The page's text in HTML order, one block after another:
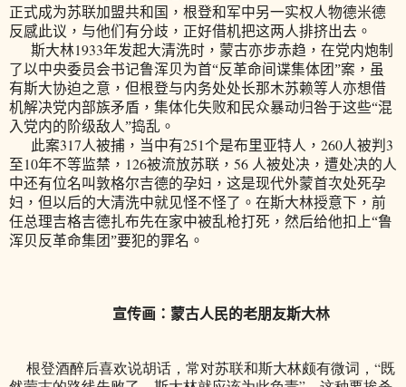
正式成为苏联加盟共和国，根登和军中另一实权人物德米德
反感此议，与他们有分歧，正好借机把这两人排挤出去。
斯大林1933年发起大清洗时，蒙古亦步赤趋，在党内炮制
了以中央委员会书记鲁浑贝为首“反革命间谍集体团”案，虽
有斯大协迫之意，但根登与内务处处长那木苏赖等人亦想借
机解决党内部族矛盾，集体化失败和民众暴动归咎于这些“混
入党内的阶级敌人”捣乱。
此案317人被捕，当中有251个是布里亚特人， 260人被判 3
至10年不等监禁， 126被流放苏联， 56 人被处决，遭处决的人
中还有位名叫敦格尔吉德的孕妇，这是现代外蒙首次处死孕
妇，但以后的大清洗中就见怪不怪了。在斯大林授意下，前
任总理吉格吉德扎布先在家中被乱枪打死，然后给他扣上“鲁
浑贝反革命集团”要犯的罪名。
宣传画：蒙古人民的老朋友斯大林
根登酒醉后喜欢说胡话，常对苏联和斯大林颇有微词，“既